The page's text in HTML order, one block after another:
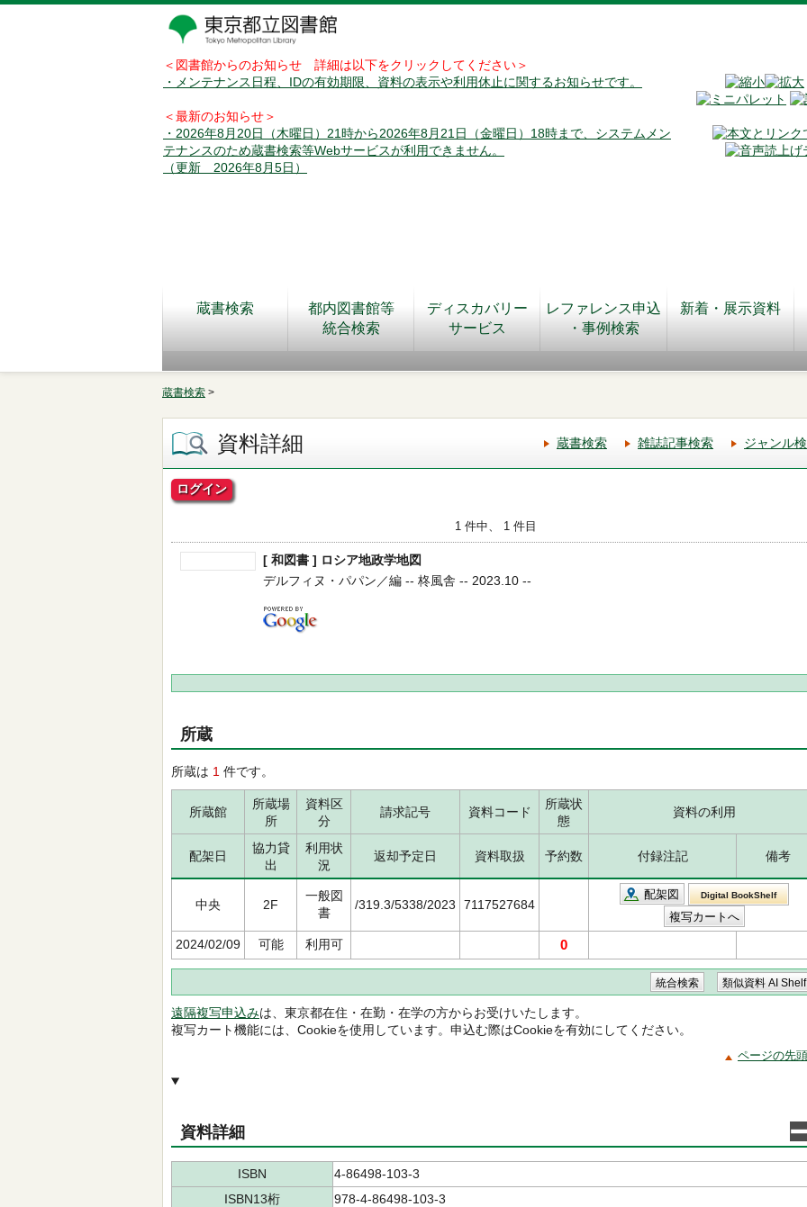
＜図書館からのお知らせ 詳細は以下をクリックしてください＞
・メンテナンス日程、IDの有効期限、資料の表示や利用休止に関するお知らせです。
＜最新のお知らせ＞
・2026年8月20日（木曜日）21時から2026年8月21日（金曜日）18時まで、システムメン
テナンスのため蔵書検索等Webサービスが利用できません。
（更新 2026年8月5日）
蔵書検索
都内図書館等
統合検索
ディスカバリー
サービス
レファレンス申込
・事例検索
新着・展示資料
蔵書検索 >
資料詳細 蔵書検索 雑誌記事検索 ジャンル
ログイン
1 件中、 1 件目
[ 和図書 ] ロシア地政学地図
デルフィヌ・パパン／編 -- 柊風舎 -- 2023.10 --
所蔵
所蔵は 1 件です。
所蔵館
所蔵場
所
資料区
分
請求記号 資料コード
所蔵状
態
資料の利用
配架日
協力貸
出
利用状
況
返却予定日 資料取扱 予約数 付録注記 備考
中央 2F
一般図
書
/319.3/5338/2023 7117527684
配架図 Digital BookShelf
2024/02/09 可能 利用可 0
遠隔複写申込みは、東京都在住・在勤・在学の方からお受けいたします。
複写カート機能には、Cookieを使用しています。申込む際はCookieを有効にしてください。
ページの先
資料詳細
ISBN
4-86498-103-3
ISBN13桁
978-4-86498-103-3